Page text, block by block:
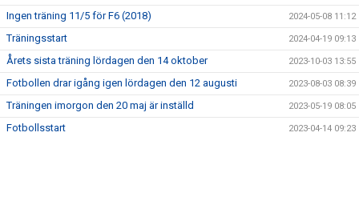
Ingen träning 11/5 för F6 (2018) 2024-05-08 11:12
Träningsstart 2024-04-19 09:13
Årets sista träning lördagen den 14 oktober 2023-10-03 13:55
Fotbollen drar igång igen lördagen den 12 augusti 2023-08-03 08:39
Träningen imorgon den 20 maj är inställd 2023-05-19 08:05
Fotbollsstart 2023-04-14 09:23